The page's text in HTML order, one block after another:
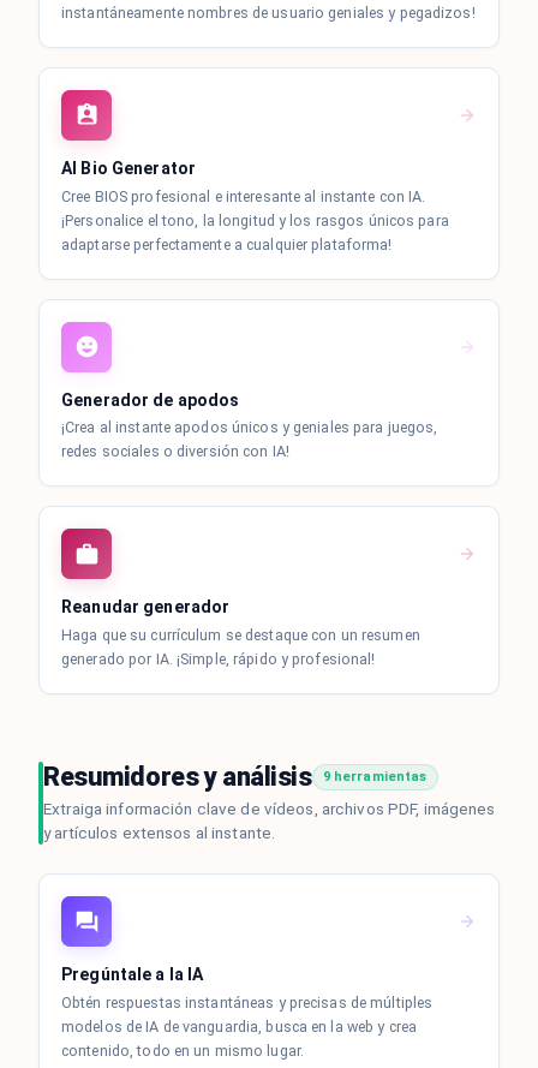
instantáneamente nombres de usuario geniales y pegadizos!
AI Bio Generator
Cree BIOS profesional e interesante al instante con IA.
¡Personalice el tono, la longitud y los rasgos únicos para
adaptarse perfectamente a cualquier plataforma!
Generador de apodos
¡Crea al instante apodos únicos y geniales para juegos,
redes sociales o diversión con IA!
Reanudar generador
Haga que su currículum se destaque con un resumen
generado por IA. ¡Simple, rápido y profesional!
Resumidores y análisis 9 herramientas
Extraiga información clave de vídeos, archivos PDF, imágenes
y artículos extensos al instante.
Pregúntale a la IA
Obtén respuestas instantáneas y precisas de múltiples
modelos de IA de vanguardia, busca en la web y crea
contenido, todo en un mismo lugar.